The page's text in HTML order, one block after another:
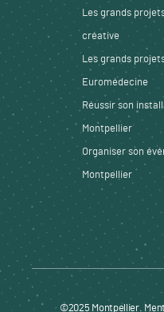
Les grands
créative
Les grands
Euromédecine
Réussir son
Montpellier
Organiser son
Montpellier
Pied de page - Menu bas -
©2025 Montpellier.